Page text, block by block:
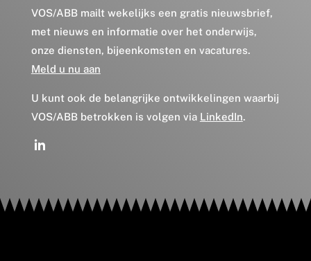
VOS/ABB mailt wekelijks een gratis nieuwsbrief,
met nieuws en informatie over het onderwijs,
onze diensten, bijeenkomsten en vacatures.
Meld u nu aan
U kunt ook de belangrijke ontwikkelingen waarbij
VOS/ABB betrokken is volgen via LinkedIn.